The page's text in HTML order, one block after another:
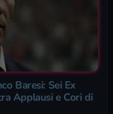
Baresi: Sei Ex
Applausi e Cori di